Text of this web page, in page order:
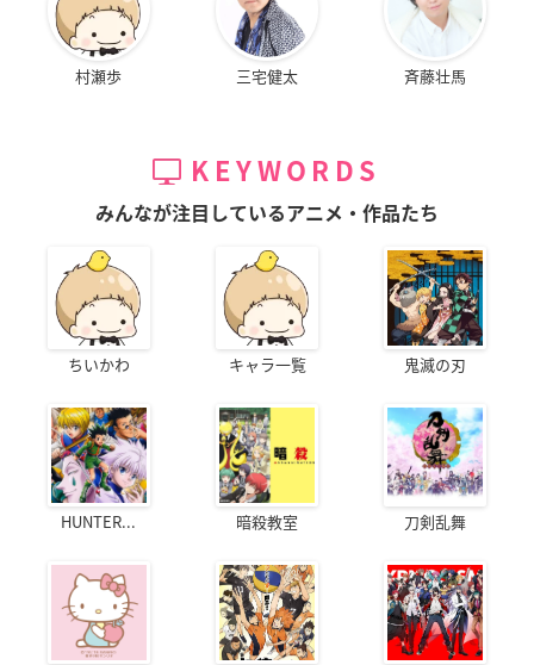
村瀬歩 三宅健太 斉藤壮馬
KEYWORDS
みんなが注目しているアニメ・作品たち
ちいかわ キャラ一覧 鬼滅の刃
HUNTER... 暗殺教室 刀剣乱舞